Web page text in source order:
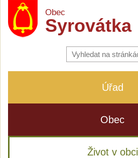
Obec
Syrovátka
Vyhledávání
na
stránkách
Úřad
Obec
Život v obci